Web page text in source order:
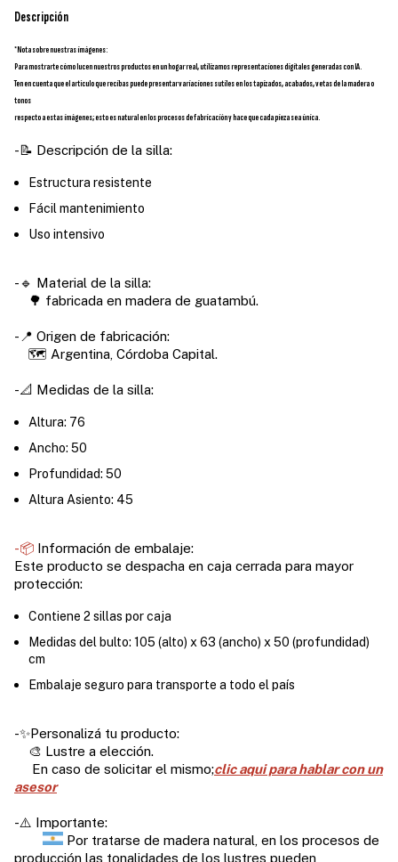
Descripción
*Nota sobre nuestras imágenes:
Para mostrarte cómo lucen nuestros productos en un hogar real, utilizamos representaciones digitales generadas con IA.
Ten en cuenta que el artículo que recibas puede presentar variaciones sutiles en los tapizados, acabados, vetas de la madera o
tonos
respecto a estas imágenes; esto es natural en los procesos de fabricación y hace que cada pieza sea única.
-📝 Descripción de la silla:
Estructura resistente
Fácil mantenimiento
Uso intensivo
-🔹 Material de la silla:
🌳 fabricada en madera de guatambú.
-📍 Origen de fabricación:
🗺️ Argentina, Córdoba Capital.
-📐 Medidas de la silla:
Altura: 76
Ancho: 50
Profundidad: 50
Altura Asiento: 45
-📦 Información de embalaje:
Este producto se despacha en caja cerrada para mayor
protección:
Contiene 2 sillas por caja
Medidas del bulto: 105 (alto) x 63 (ancho) x 50 (profundidad)
cm
Embalaje seguro para transporte a todo el país
-✨Personalizá tu producto:
🎨 Lustre a elección.
En caso de solicitar el mismo;clic aqui para hablar con un
asesor
-⚠️ Importante:
Por tratarse de madera natural, en los procesos de
producción las tonalidades de los lustres pueden